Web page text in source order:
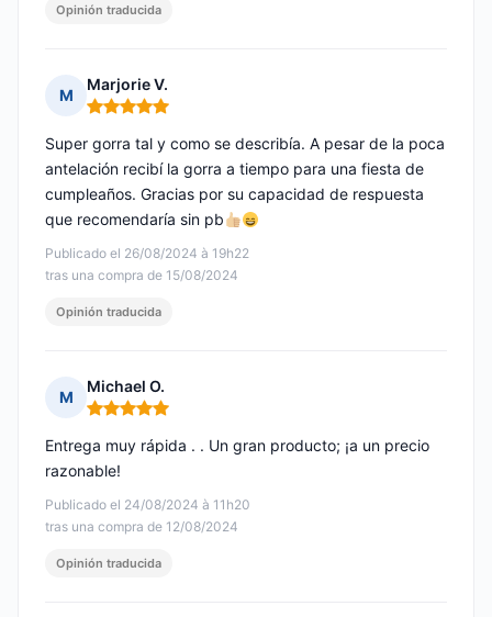
Opinión traducida
M
Marjorie V.
Nota: 5 de 5
Publicado el 26/08/2024 à 19h22
tras una compra de 15/08/2024
Super gorra tal y como se describía. A pesar de la poca
antelación recibí la gorra a tiempo para una fiesta de
cumpleaños. Gracias por su capacidad de respuesta
que recomendaría sin pb
Opinión traducida
M
Michael O.
Nota: 5 de 5
Publicado el 24/08/2024 à 11h20
tras una compra de 12/08/2024
Entrega muy rápida . . Un gran producto; ¡a un precio
razonable!
Opinión traducida